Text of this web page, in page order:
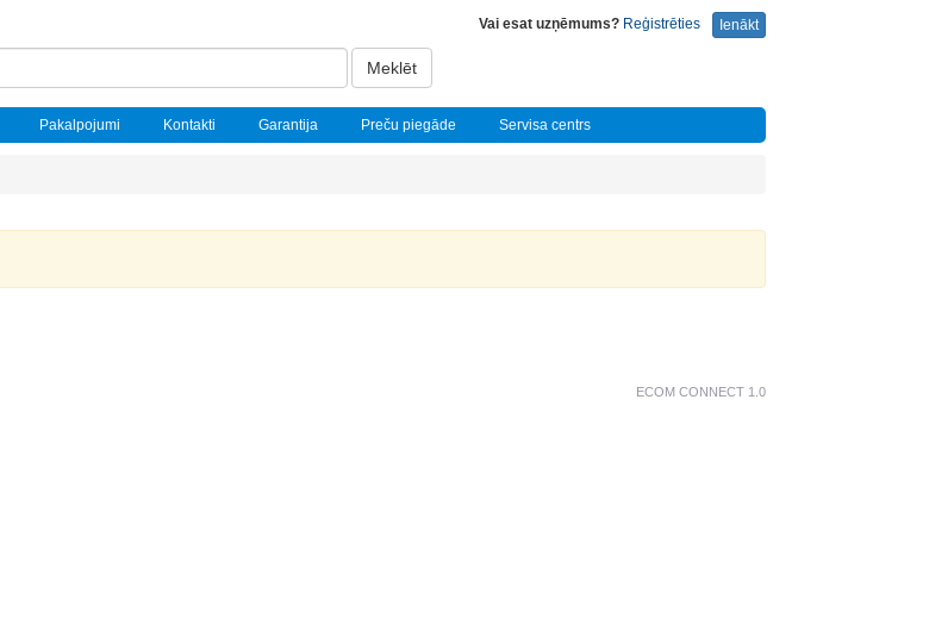
Ienākt
Vai esat uzņēmums? Reģistrēties
Meklēt
Pakalpojumi Kontakti Garantija Preču piegāde Servisa centrs
ECOM CONNECT 1.0